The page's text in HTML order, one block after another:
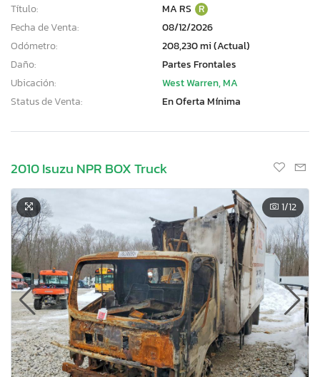
Título:
MA RS R
Fecha de Venta:
08/12/2026
Odómetro:
208,230 mi (Actual)
Daño:
Partes Frontales
Ubicación:
West Warren, MA
Status de Venta:
En Oferta Mínima
2010 Isuzu NPR BOX Truck
1/12